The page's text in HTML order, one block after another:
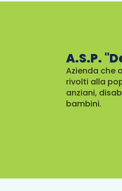
A.S.P.
Azienda che
rivolti alla
anziani,
bambini.